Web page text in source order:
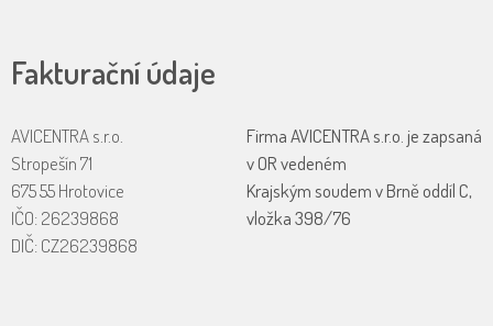
Fakturační údaje
AVICENTRA s.r.o.
Stropešín 71
675 55 Hrotovice
IČO: 26239868
DIČ: CZ26239868
Firma AVICENTRA s.r.o. je zapsaná
v OR vedeném
Krajským soudem v Brně oddíl C,
vložka 398/76